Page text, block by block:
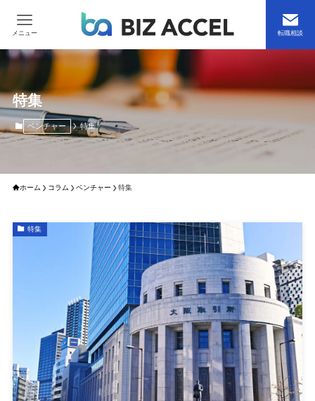
転職相談
メニュー
特集
ベンチャー 特集
ホーム コラム ベンチャー 特集
特集